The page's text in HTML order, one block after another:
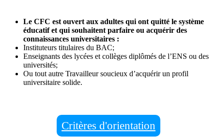
Le CFC est ouvert aux adultes qui ont quitté le système
éducatif et qui souhaitent parfaire ou acquérir des
connaissances universitaires :
Instituteurs titulaires du BAC;
Enseignants des lycées et collèges diplômés de l’ENS ou des
universités;
Ou tout autre Travailleur soucieux d’acquérir un profil
universitaire solide.
Critères d'orientation